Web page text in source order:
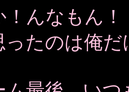
んなもん！
ったのは俺